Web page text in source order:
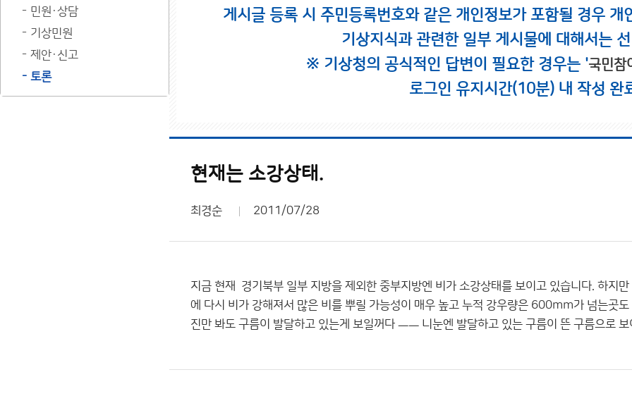
민원·상담
기상민원
제안·신고
토론
게시글 등록 시 주민등록번호와 같은 개인정보가 포함될 경우
기상지식과 관련한 일부 게시물에 대해서는
※ 기상청의 공식적인 답변이 필요한 경우는 '국민참
로그인 유지시간(10분) 내 작성 완
현재는 소강상태.
최경순 2011/07/28
지금 현재 경기북부 일부 지방을 제외한 중부지방엔 비가 소강상태를 보이고 있습니다. 하지
에 다시 비가 강해져서 많은 비를 뿌릴 가능성이 매우 높고 누적 강우량은 600mm가 넘는곳
진만 봐도 구름이 발달하고 있는게 보일꺼다 ㅡㅡ 니눈엔 발달하고 있는 구름이 뜬 구름으로